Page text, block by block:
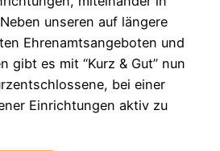
unseren auf längere
Ehrenamtsangeboten und
gibt es mit “Kurz & Gut” nun
bei einer
Einrichtungen aktiv zu